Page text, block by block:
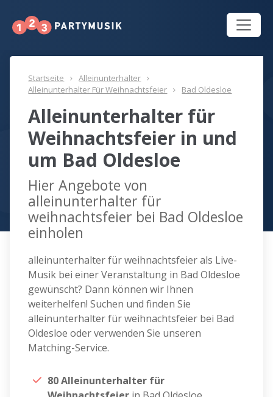
Startseite
Alleinunterhalter
Alleinunterhalter Für Weihnachtsfeier
Bad Oldesloe
Alleinunterhalter für
Weihnachtsfeier in und
um Bad Oldesloe
Hier Angebote von
alleinunterhalter für
weihnachtsfeier bei Bad Oldesloe
einholen
alleinunterhalter für weihnachtsfeier als Live-
Musik bei einer Veranstaltung in Bad Oldesloe
gewünscht? Dann können wir Ihnen
weiterhelfen! Suchen und finden Sie
alleinunterhalter für weihnachtsfeier bei Bad
Oldesloe oder verwenden Sie unseren
Matching-Service.
80 Alleinunterhalter für